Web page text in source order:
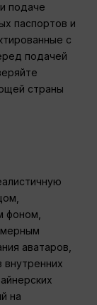
подаче
паспортов и
с
подачей
страны
фоном,
аватаров,
на